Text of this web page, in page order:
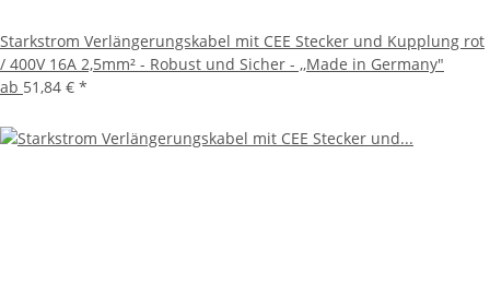
Starkstrom Verlängerungskabel mit CEE Stecker und Kupplung rot
/ 400V 16A 2,5mm² - Robust und Sicher - ,,Made in Germany"
ab 51,84 € *